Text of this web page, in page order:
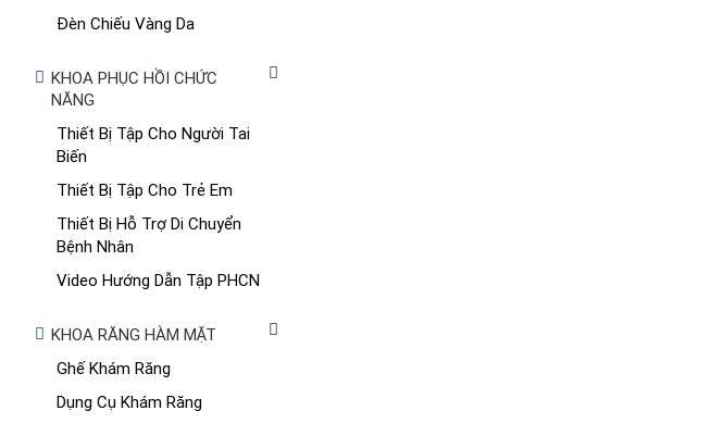
Đèn Chiếu Vàng Da
KHOA PHỤC HỒI CHỨC
NĂNG
Thiết Bị Tập Cho Người Tai
Biến
Thiết Bị Tập Cho Trẻ Em
Thiết Bị Hỗ Trợ Di Chuyển
Bệnh Nhân
Video Hướng Dẫn Tập PHCN
KHOA RĂNG HÀM MẶT
Ghế Khám Răng
Dụng Cụ Khám Răng